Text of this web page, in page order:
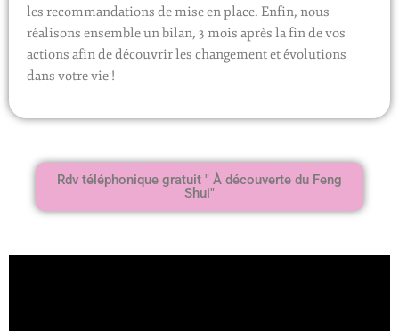
les recommandations de mise en place. Enfin, nous
réalisons ensemble un bilan, 3 mois après la fin de vos
actions afin de découvrir les changement et évolutions
dans votre vie !
Rdv téléphonique gratuit " À découverte du Feng
Shui"